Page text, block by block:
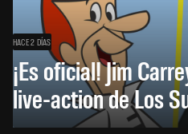
HACE 2 DÍAS
¡Es oficial! Jim
live-action de Los